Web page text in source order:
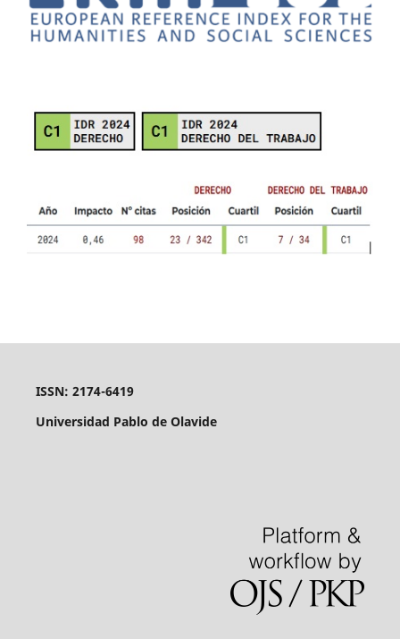
ISSN: 2174-6419
Universidad Pablo de Olavide